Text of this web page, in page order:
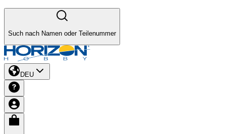
Such nach Namen oder Teilenummer
DEU